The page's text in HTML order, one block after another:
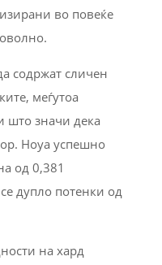
во повеќе
содржат сличен
меѓутоа
што значи дека
Hoya успешно
од 0,381
дупло потенки од
на хард